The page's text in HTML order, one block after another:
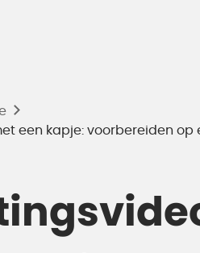
een kapje: voorbereiden op